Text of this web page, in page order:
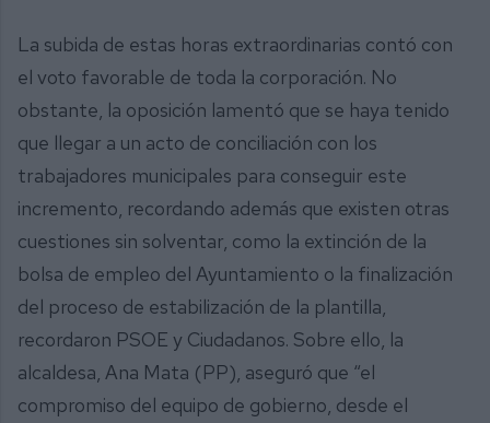
La subida de estas horas extraordinarias contó con
el voto favorable de toda la corporación. No
obstante, la oposición lamentó que se haya tenido
que llegar a un acto de conciliación con los
trabajadores municipales para conseguir este
incremento, recordando además que existen otras
cuestiones sin solventar, como la extinción de la
bolsa de empleo del Ayuntamiento o la finalización
del proceso de estabilización de la plantilla,
recordaron PSOE y Ciudadanos. Sobre ello, la
alcaldesa, Ana Mata (PP), aseguró que “el
compromiso del equipo de gobierno, desde el